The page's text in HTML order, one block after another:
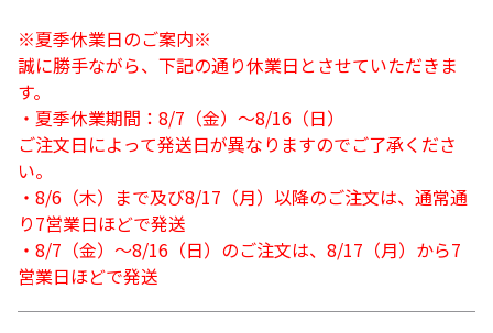
※夏季休業日のご案内※
誠に勝手ながら、下記の通り休業日とさせていただきま
す。
・夏季休業期間：8/7（金）～8/16（日）
ご注文日によって発送日が異なりますのでご了承くださ
い。
・8/6（木）まで及び8/17（月）以降のご注文は、通常通
り7営業日ほどで発送
・8/7（金）～8/16（日）のご注文は、8/17（月）から7
営業日ほどで発送